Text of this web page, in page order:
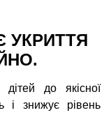
УКРИТТЯ
до якісної
і знижує рівень